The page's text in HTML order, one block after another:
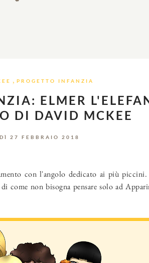
, PROGETTO INFANZIA
ELMER
DI DAVID MCKEE
27 FEBBRAIO 2018
con l'angolo dedicato ai più
come non bisogna pensare solo ad